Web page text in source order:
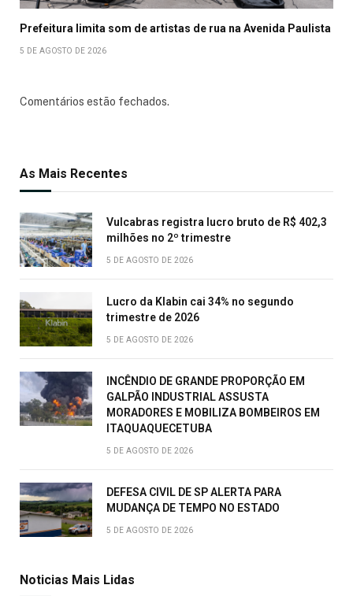
Prefeitura limita som de artistas de rua na Avenida Paulista
5 DE AGOSTO DE 2026
Comentários estão fechados.
As Mais Recentes
Vulcabras registra lucro bruto de R$ 402,3
milhões no 2º trimestre
5 DE AGOSTO DE 2026
Lucro da Klabin cai 34% no segundo
trimestre de 2026
5 DE AGOSTO DE 2026
INCÊNDIO DE GRANDE PROPORÇÃO EM
GALPÃO INDUSTRIAL ASSUSTA
MORADORES E MOBILIZA BOMBEIROS EM
ITAQUAQUECETUBA
5 DE AGOSTO DE 2026
DEFESA CIVIL DE SP ALERTA PARA
MUDANÇA DE TEMPO NO ESTADO
5 DE AGOSTO DE 2026
Noticias Mais Lidas